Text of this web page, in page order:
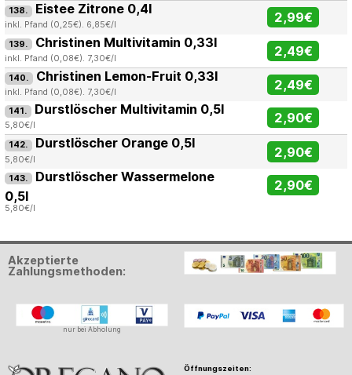
138. Eistee Zitrone 0,4l
inkl. Pfand (0,25€). 6,85€/l 2,99€
139. Christinen Multivitamin 0,33l
inkl. Pfand (0,08€). 7,30€/l 2,49€
140. Christinen Lemon-Fruit 0,33l
inkl. Pfand (0,08€). 7,30€/l 2,49€
141. Durstlöscher Multivitamin 0,5l
5,80€/l 2,90€
142. Durstlöscher Orange 0,5l
5,80€/l 2,90€
143. Durstlöscher Wassermelone
0,5l
5,80€/l
2,90€
Akzeptierte
Zahlungsmethoden:
nur bei Abholung
Öffnungszeiten: